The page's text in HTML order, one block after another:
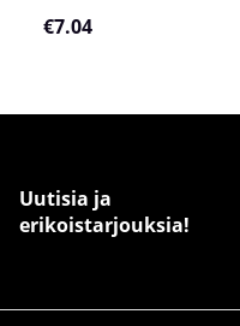
€7.04
Uutisia ja
erikoistarjouksia!